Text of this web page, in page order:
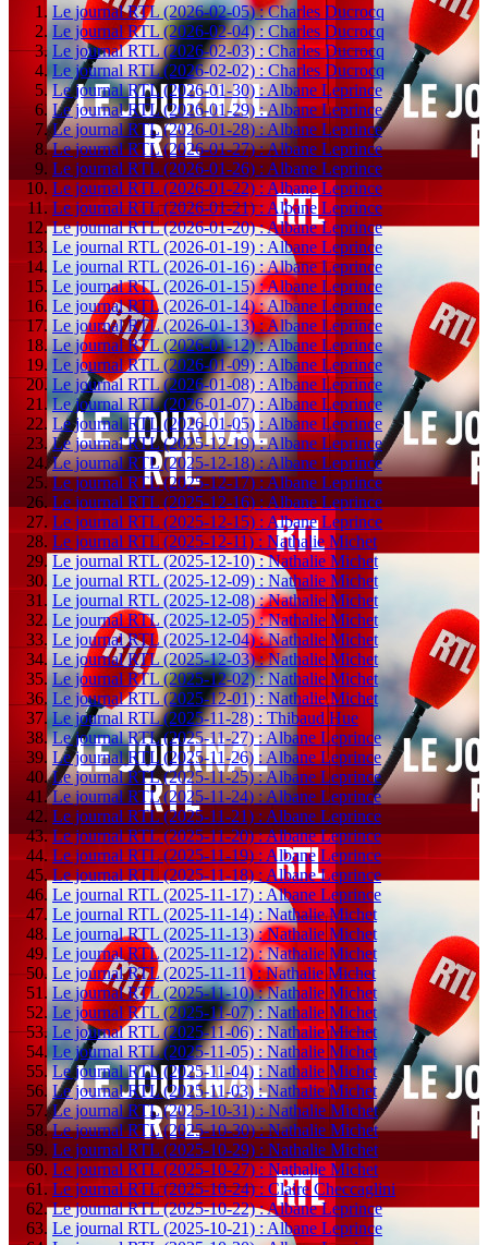
Le journal RTL (2026-02-05) : Charles Ducrocq
Le journal RTL (2026-02-04) : Charles Ducrocq
Le journal RTL (2026-02-03) : Charles Ducrocq
Le journal RTL (2026-02-02) : Charles Ducrocq
Le journal RTL (2026-01-30) : Albane Leprince
Le journal RTL (2026-01-29) : Albane Leprince
Le journal RTL (2026-01-28) : Albane Leprince
Le journal RTL (2026-01-27) : Albane Leprince
Le journal RTL (2026-01-26) : Albane Leprince
Le journal RTL (2026-01-22) : Albane Leprince
Le journal RTL (2026-01-21) : Albane Leprince
Le journal RTL (2026-01-20) : Albane Leprince
Le journal RTL (2026-01-19) : Albane Leprince
Le journal RTL (2026-01-16) : Albane Leprince
Le journal RTL (2026-01-15) : Albane Leprince
Le journal RTL (2026-01-14) : Albane Leprince
Le journal RTL (2026-01-13) : Albane Leprince
Le journal RTL (2026-01-12) : Albane Leprince
Le journal RTL (2026-01-09) : Albane Leprince
Le journal RTL (2026-01-08) : Albane Leprince
Le journal RTL (2026-01-07) : Albane Leprince
Le journal RTL (2026-01-05) : Albane Leprince
Le journal RTL (2025-12-19) : Albane Leprince
Le journal RTL (2025-12-18) : Albane Leprince
Le journal RTL (2025-12-17) : Albane Leprince
Le journal RTL (2025-12-16) : Albane Leprince
Le journal RTL (2025-12-15) : Albane Leprince
Le journal RTL (2025-12-11) : Nathalie Michet
Le journal RTL (2025-12-10) : Nathalie Michet
Le journal RTL (2025-12-09) : Nathalie Michet
Le journal RTL (2025-12-08) : Nathalie Michet
Le journal RTL (2025-12-05) : Nathalie Michet
Le journal RTL (2025-12-04) : Nathalie Michet
Le journal RTL (2025-12-03) : Nathalie Michet
Le journal RTL (2025-12-02) : Nathalie Michet
Le journal RTL (2025-12-01) : Nathalie Michet
Le journal RTL (2025-11-28) : Thibaud Hue
Le journal RTL (2025-11-27) : Albane Leprince
Le journal RTL (2025-11-26) : Albane Leprince
Le journal RTL (2025-11-25) : Albane Leprince
Le journal RTL (2025-11-24) : Albane Leprince
Le journal RTL (2025-11-21) : Albane Leprince
Le journal RTL (2025-11-20) : Albane Leprince
Le journal RTL (2025-11-19) : Albane Leprince
Le journal RTL (2025-11-18) : Albane Leprince
Le journal RTL (2025-11-17) : Albane Leprince
Le journal RTL (2025-11-14) : Nathalie Michet
Le journal RTL (2025-11-13) : Nathalie Michet
Le journal RTL (2025-11-12) : Nathalie Michet
Le journal RTL (2025-11-11) : Nathalie Michet
Le journal RTL (2025-11-10) : Nathalie Michet
Le journal RTL (2025-11-07) : Nathalie Michet
Le journal RTL (2025-11-06) : Nathalie Michet
Le journal RTL (2025-11-05) : Nathalie Michet
Le journal RTL (2025-11-04) : Nathalie Michet
Le journal RTL (2025-11-03) : Nathalie Michet
Le journal RTL (2025-10-31) : Nathalie Michet
Le journal RTL (2025-10-30) : Nathalie Michet
Le journal RTL (2025-10-29) : Nathalie Michet
Le journal RTL (2025-10-27) : Nathalie Michet
Le journal RTL (2025-10-24) : Claire Checcaglini
Le journal RTL (2025-10-22) : Albane Leprince
Le journal RTL (2025-10-21) : Albane Leprince